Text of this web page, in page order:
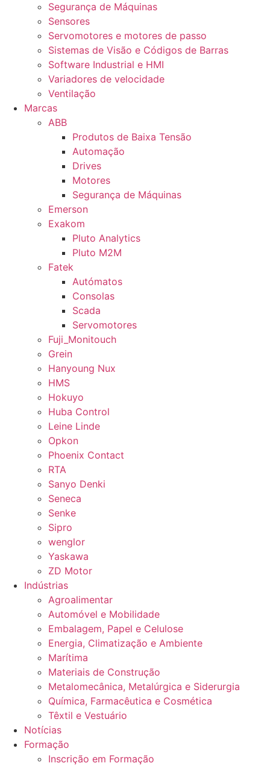
Segurança de Máquinas
Sensores
Servomotores e motores de passo
Sistemas de Visão e Códigos de Barras
Software Industrial e HMI
Variadores de velocidade
Ventilação
Marcas
ABB
Produtos de Baixa Tensão
Automação
Drives
Motores
Segurança de Máquinas
Emerson
Exakom
Pluto Analytics
Pluto M2M
Fatek
Autómatos
Consolas
Scada
Servomotores
Fuji_Monitouch
Grein
Hanyoung Nux
HMS
Hokuyo
Huba Control
Leine Linde
Opkon
Phoenix Contact
RTA
Sanyo Denki
Seneca
Senke
Sipro
wenglor
Yaskawa
ZD Motor
Indústrias
Agroalimentar
Automóvel e Mobilidade
Embalagem, Papel e Celulose
Energia, Climatização e Ambiente
Marítima
Materiais de Construção
Metalomecânica, Metalúrgica e Siderurgia
Química, Farmacêutica e Cosmética
Têxtil e Vestuário
Notícias
Formação
Inscrição em Formação